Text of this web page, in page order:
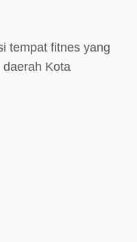
tempat fitnes yang
daerah Kota